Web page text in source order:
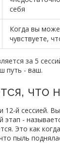
себя
Когда вы
чувствуете,
за 5
путь - ваш.
что
й сессией.
-
Это как
пыль